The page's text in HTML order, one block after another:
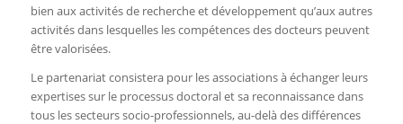
bien aux activités de recherche et développement qu’aux autres
activités dans lesquelles les compétences des docteurs peuvent
être valorisées.
Le partenariat consistera pour les associations à échanger leurs
expertises sur le processus doctoral et sa reconnaissance dans
tous les secteurs socio-professionnels, au-delà des différences